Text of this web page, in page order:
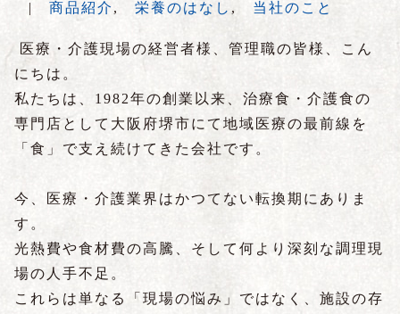
| 商品紹介 , 栄養のはなし , 当社のこと
医療・介護現場の経営者様、管理職の皆様、こん
にちは。
私たちは、1982年の創業以来、治療食・介護食の
専門店として大阪府堺市にて地域医療の最前線を
「食」で支え続けてきた会社です。
今、医療・介護業界はかつてない転換期にありま
す。
光熱費や食材費の高騰、そして何より深刻な調理現
場の人手不足。
これらは単なる「現場の悩み」ではなく、施設の存